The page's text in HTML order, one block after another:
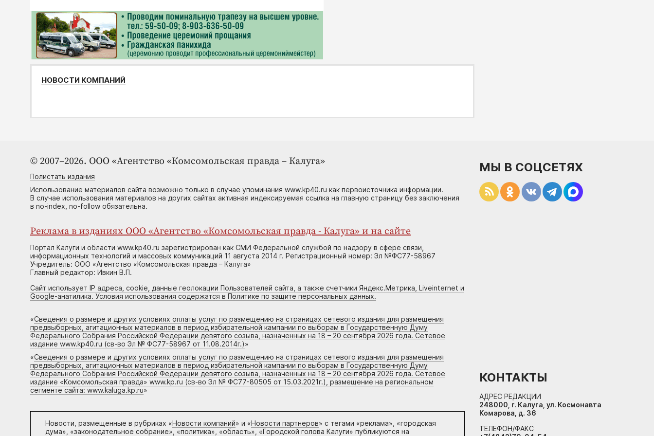
НОВОСТИ КОМПАНИЙ
© 2007–2026. ООО «Агентство «Комсомольская правда – Калуга»
Полистать издания
Использование материалов сайта возможно только в случае упоминания www.kp40.ru как первоисточника информации.
В случае использования материалов на других сайтах активная индексируемая ссылка на главную страницу без заключения
в no-index, no-follow обязательна.
Реклама в изданиях ООО «Агентство «Комсомольская правда - Калуга» и на сайте
Портал Калуги и области www.kp40.ru зарегистрирован как СМИ Федеральной службой по надзору в сфере связи,
информационных технологий и массовых коммуникаций 11 августа 2014 г. Регистрационный номер: Эл №ФС77-58967
Учредитель: ООО «Агентство «Комсомольская правда – Калуга»
Главный редактор: Ивкин В.П.
Сайт использует IP адреса, cookie, данные геолокации Пользователей сайта, а также счетчики Яндекс.Метрика, Liveinternet и
Google-анатилика. Условия использования содержатся в Политике по защите персональных данных.
«Сведения о размере и других условиях оплаты услуг по размещению на страницах сетевого издания для размещения
предвыборных, агитационных материалов в период избирательной кампании по выборам в Государственную Думу
Федерального Собрания Российской Федерации девятого созыва, назначенных на 18 – 20 сентября 2026 года. Сетевое
издание www.kp40.ru (св-во Эл № ФС77-58967 от 11.08.2014г.)»
«Сведения о размере и других условиях оплаты услуг по размещению на страницах сетевого издания для размещения
предвыборных, агитационных материалов в период избирательной кампании по выборам в Государственную Думу
Федерального Собрания Российской Федерации девятого созыва, назначенных на 18 – 20 сентября 2026 года. Сетевое
издание «Комсомольская правда» www.kp.ru (св-во Эл № ФС77-80505 от 15.03.2021г.), размещение на региональном
сегменте сайта: www.kaluga.kp.ru»
Новости, размещенные в рубриках «Новости компаний» и «Новости партнеров» с тегами «реклама», «городская
дума», «законодательное собрание», «политика», «область», «Городской голова Калуги» публикуются на
МЫ В СОЦСЕТЯХ
КОНТАКТЫ
АДРЕС РЕДАКЦИИ
248000, г. Калуга, ул. Космонавта
Комарова, д. 36
ТЕЛЕФОН/ФАКС